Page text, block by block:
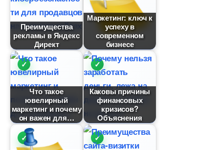
Преимущества
рекламы в Яндекс
Директ
Маркетинг: ключ к
успеху
современном
изнесе
Что такое
ювелирный
маркетинг и почему
он важен для
Каковы причины
финансовых
кризисов?
Объяснения